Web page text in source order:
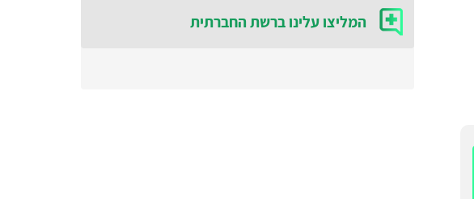
המליצו עלינו ברשת החברתית